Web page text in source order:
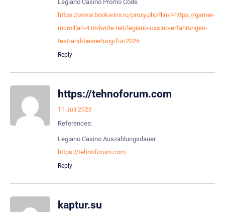
Legiano Casino Promo Code
https://www.bookwinx.ru/proxy.php?link=https://garner-
mcmillan-4.mdwrite.net/legiano-casino-erfahrungen-
test-and-bewertung-fur-2026
Reply
https://tehnoforum.com
11 Juli 2026
References:
Legiano Casino Auszahlungsdauer
https://tehnoforum.com
Reply
kaptur.su